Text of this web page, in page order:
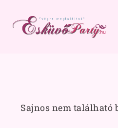
Sajnos nem található